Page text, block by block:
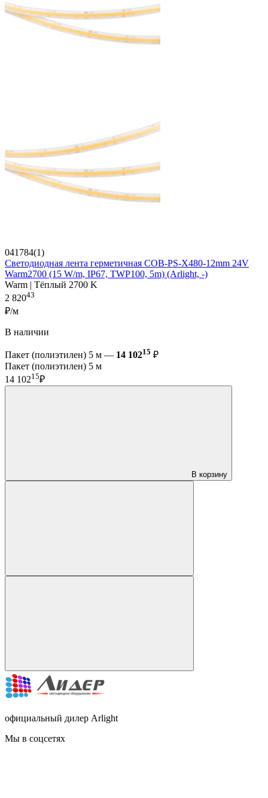
041784(1)
Светодиодная лента герметичная COB-PS-X480-12mm 24V
Warm2700 (15 W/m, IP67, TWP100, 5m) (Arlight, -)
Warm | Тёплый 2700 K
2 82043
₽/м
В наличии
Пакет (полиэтилен) 5 м — 14 10215 ₽
Пакет (полиэтилен) 5 м
14 10215₽
В корзину
официальный дилер Arlight
Мы в соцсетях